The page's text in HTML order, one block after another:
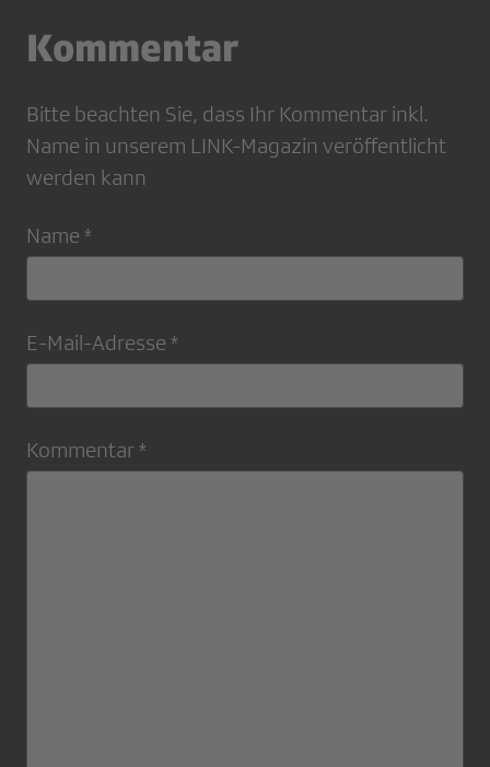
Kommentar
Bitte beachten Sie, dass Ihr Kommentar inkl.
Name in unserem LINK-Magazin veröffentlicht
werden kann
Name *
E-Mail-Adresse *
Kommentar *